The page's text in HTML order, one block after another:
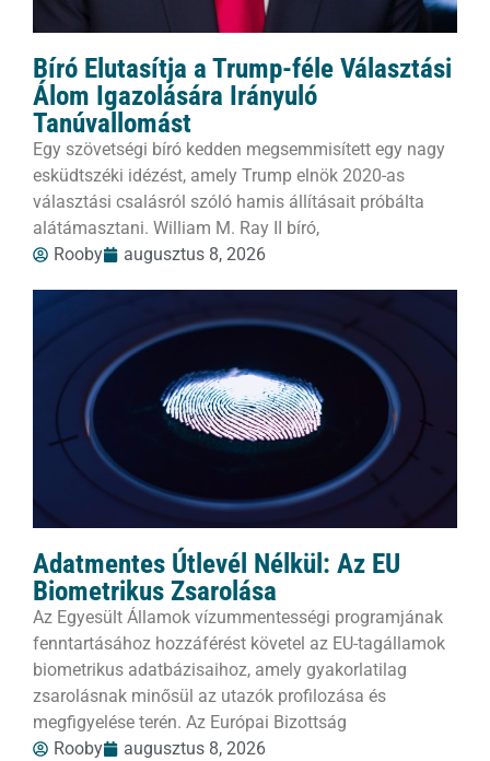
Bíró Elutasítja a Trump-féle Választási
Álom Igazolására Irányuló
Tanúvallomást
Egy szövetségi bíró kedden megsemmisített egy nagy
esküdtszéki idézést, amely Trump elnök 2020-as
választási csalásról szóló hamis állításait próbálta
alátámasztani. William M. Ray II bíró,
Rooby
augusztus 8, 2026
Adatmentes Útlevél Nélkül: Az EU
Biometrikus Zsarolása
Az Egyesült Államok vízummentességi programjának
fenntartásához hozzáférést követel az EU-tagállamok
biometrikus adatbázisaihoz, amely gyakorlatilag
zsarolásnak minősül az utazók profilozása és
megfigyelése terén. Az Európai Bizottság
Rooby
augusztus 8, 2026